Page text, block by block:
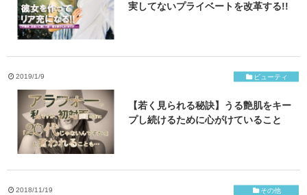
実してないプライベートを改革する!!
2019/1/9 ビューティ
【若く見られる秘訣】うる艶肌をキー
プし続けるために心がけていること
2018/11/19 その他